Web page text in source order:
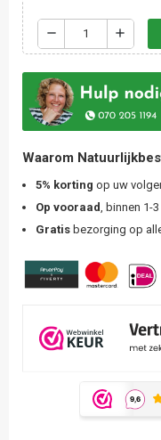
remove add
Waarom
5% korting op uw
Op vooraad
, binnen
Gratis bezorging op